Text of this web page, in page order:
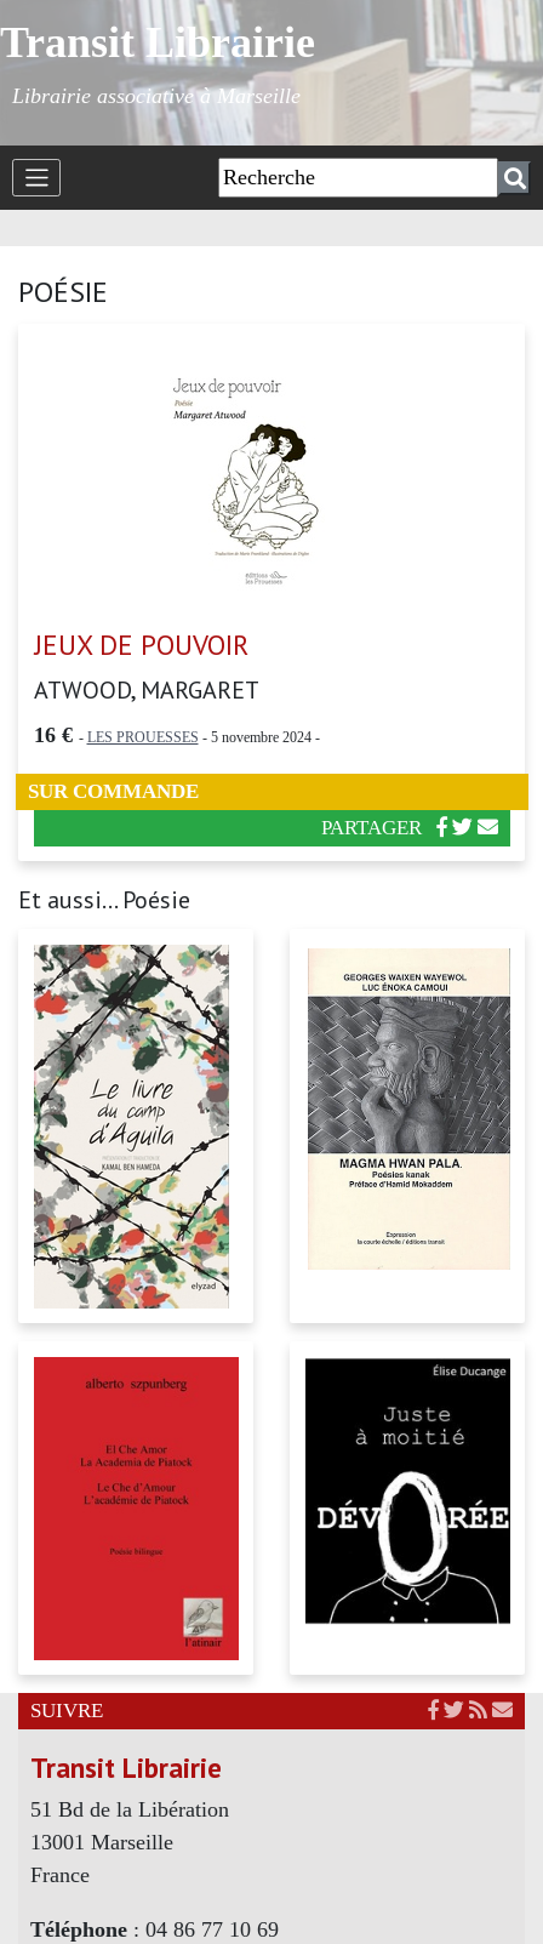
Transit Librairie
Librairie associative à Marseille
POÉSIE
JEUX DE POUVOIR
ATWOOD, MARGARET
16 € - LES PROUESSES - 5 novembre 2024 -
SUR COMMANDE
PARTAGER
Et aussi... Poésie
SUIVRE
Transit Librairie
51 Bd de la Libération
13001 Marseille
France
Téléphone : 04 86 77 10 69